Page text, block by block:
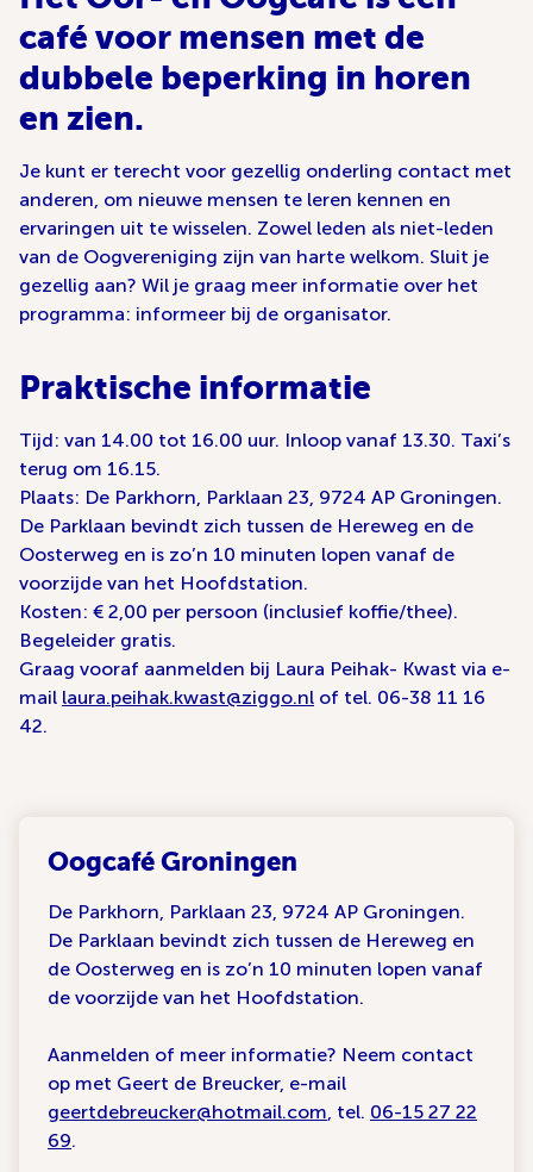
café voor mensen met de
dubbele beperking in horen
en zien.
Je kunt er terecht voor gezellig onderling contact met
anderen, om nieuwe mensen te leren kennen en
ervaringen uit te wisselen. Zowel leden als niet-leden
van de Oogvereniging zijn van harte welkom. Sluit je
gezellig aan? Wil je graag meer informatie over het
programma: informeer bij de organisator.
Praktische informatie
Tijd: van 14.00 tot 16.00 uur. Inloop vanaf 13.30. Taxi’s
terug om 16.15.
Plaats: De Parkhorn, Parklaan 23, 9724 AP Groningen.
De Parklaan bevindt zich tussen de Hereweg en de
Oosterweg en is zo’n 10 minuten lopen vanaf de
voorzijde van het Hoofdstation.
Kosten: € 2,00 per persoon (inclusief koffie/thee).
Begeleider gratis.
Graag vooraf aanmelden bij Laura Peihak- Kwast via e-
mail laura.peihak.kwast@ziggo.nl of tel. 06-38 11 16
42.
Oogcafé Groningen
De Parkhorn, Parklaan 23, 9724 AP Groningen.
De Parklaan bevindt zich tussen de Hereweg en
de Oosterweg en is zo’n 10 minuten lopen vanaf
de voorzijde van het Hoofdstation.
Aanmelden of meer informatie? Neem contact
op met Geert de Breucker, e-mail
geertdebreucker@hotmail.com, tel. 06-15 27 22
69.